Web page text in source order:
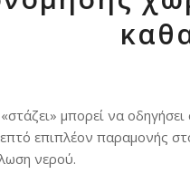
μπορεί να
επιπλέον παραμονής
νερού.